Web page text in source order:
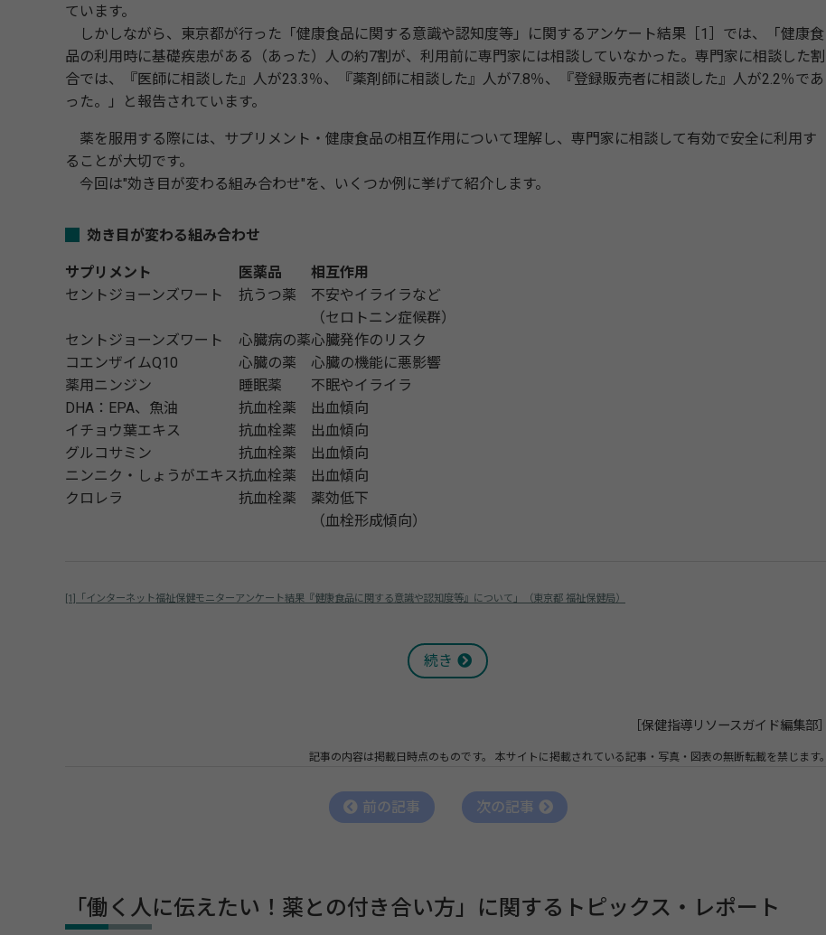
ています。
しかしながら、東京都が行った「健康食品に関する意識や認知度等」に関するアンケート結果［1］では、「健康食
品の利用時に基礎疾患がある（あった）人の約7割が、利用前に専門家には相談していなかった。専門家に相談した割
合では、『医師に相談した』人が23.3％、『薬剤師に相談した』人が7.8％、『登録販売者に相談した』人が2.2％であ
った。」と報告されています。
薬を服用する際には、サプリメント・健康食品の相互作用について理解し、専門家に相談して有効で安全に利用す
ることが大切です。
今回は"効き目が変わる組み合わせ"を、いくつか例に挙げて紹介します。
効き目が変わる組み合わせ
サプリメント 医薬品
相互作用
セントジョーンズワート
抗うつ薬
不安やイライラなど
（セロトニン症候群）
セントジョーンズワート
心臓病の薬心臓発作のリスク
コエンザイムQ10
心臓の薬
心臓の機能に悪影響
薬用ニンジン
睡眠薬
不眠やイライラ
DHA：EPA、魚油
抗血栓薬
出血傾向
イチョウ葉エキス
抗血栓薬
出血傾向
グルコサミン
抗血栓薬
出血傾向
ニンニク・しょうがエキス抗血栓薬
出血傾向
クロレラ
抗血栓薬
薬効低下
（血栓形成傾向）
[1]「インターネット福祉保健モニターアンケート結果『健康食品に関する意識や認知度等』について」（東京都 福祉保健局）
続き
［保健指導リソースガイド編集部］
記事の内容は掲載日時点のものです。 本サイトに掲載されている記事・写真・図表の無断転載を禁じます。
前の記事 次の記事
「働く人に伝えたい！薬との付き合い方」に関するトピックス・レポート